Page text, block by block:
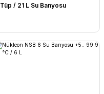
Tüp / 21 L Su Banyosu